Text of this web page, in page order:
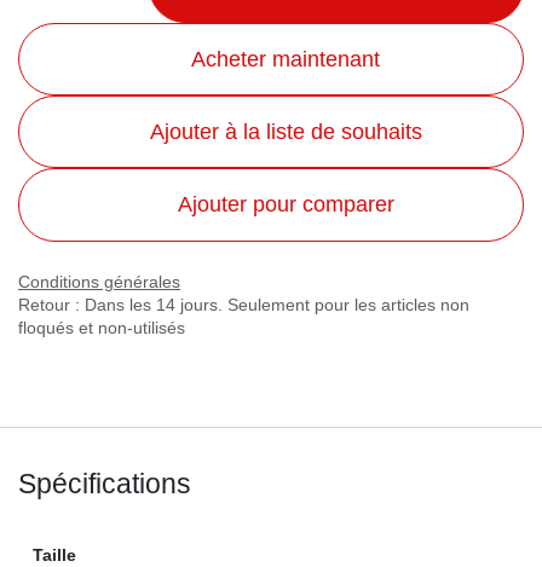
Acheter maintenant
Ajouter pour comparer
Ajouter à la liste de souhaits
Conditions générales
Retour : Dans les 14 jours. Seulement pour les articles non
floqués et non-utilisés
Spécifications
Taille